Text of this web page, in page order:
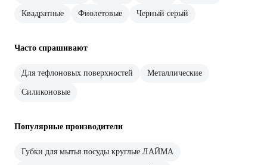
Квадратные Фиолетовые Черный серый
Часто спрашивают
Для тефлоновых поверхностей Металлические
Силиконовые
Популярные производители
Губки для мытья посуды круглые ЛАЙМА